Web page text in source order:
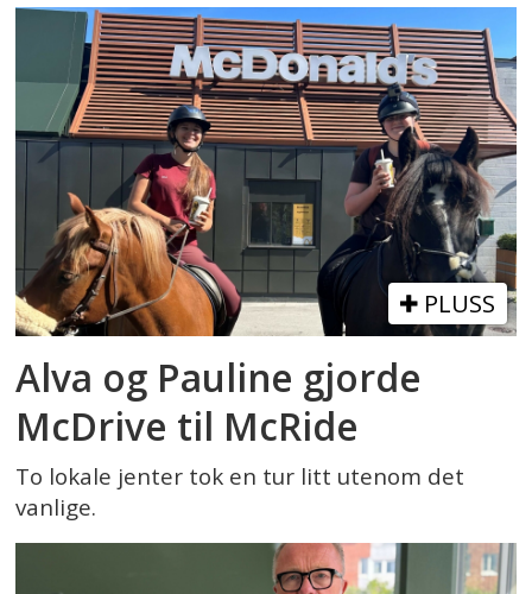
PLUSS
Alva og Pauline gjorde
McDrive til McRide
To lokale jenter tok en tur litt utenom det
vanlige.